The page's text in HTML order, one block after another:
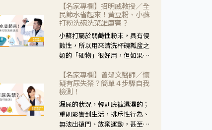
紅、眼睛痛、眼屎多而且顏色
黃，當然就可以使用枸杞菊花
茶，但是枸杞的劑量要少，菊花
的劑量要多；若是有以上症狀以
外，眼睛還會有灼熱感，眼屎多
到會「牽絲」，也就是水樣分泌
了，這時候就要使用菊花、金銀
花來治療；假如單純的眼睛乾
澀，結膜沒有紅，眼睛周圍沒有
眼屎，這種情況是屬於「陰
虛」，就可以使用枸杞、蓮藕、
麥門冬、山藥等比較滋潤的藥
【名家專欄】招明威教授／全
民節水省起來！黃豆粉、小蘇
打粉洗碗洗菜誰厲害？
小蘇打屬於弱鹼性粉末，具有侵
蝕性，所以用來清洗杯碗瓢盆之
類的「硬物」很好用，但如果用
特別注意用法用量，使用過多或
是浸泡太久，容易腐蝕蔬菜的纖
維，讓菜軟掉不清脆。
【名家專欄】曾郁文醫師／懷
疑有尿失禁？簡單４步驟自我
檢測！
漏尿的狀況，輕則底褲濕濕的；
重則影響到生活，排斥性行為、
無法出遠門、放棄運動，甚至怕